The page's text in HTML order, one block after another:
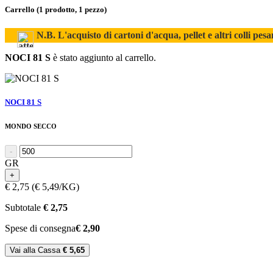
Carrello (1 prodotto, 1 pezzo)
N.B. L'acquisto di cartoni d'acqua, pellet e altri colli
NOCI 81 S è stato aggiunto al carrello.
NOCI 81 S
MONDO SECCO
-
GR
+
€ 2,75 (€ 5,49/KG)
Subtotale € 2,75
Spese di consegna€ 2,90
Vai alla Cassa € 5,65